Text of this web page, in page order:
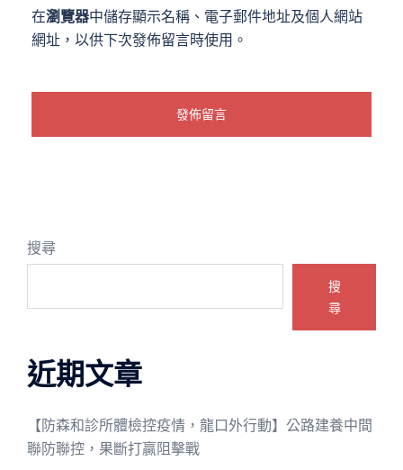
在瀏覽器中儲存顯示名稱、電子郵件地址及個人網站
網址，以供下次發佈留言時使用。
搜尋
搜
尋
近期文章
【防森和診所體檢控疫情，龍口外行動】公路建養中間
聯防聯控，果斷打贏阻擊戰